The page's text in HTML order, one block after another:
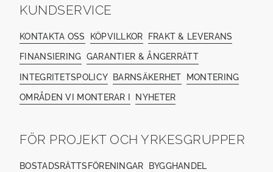
KUNDSERVICE
KONTAKTA OSS KÖPVILLKOR FRAKT & LEVERANS
FINANSIERING GARANTIER & ÅNGERRÄTT
INTEGRITETSPOLICY BARNSÄKERHET MONTERING
OMRÅDEN VI MONTERAR I NYHETER
FÖR PROJEKT OCH YRKESGRUPPER
BOSTADSRÄTTSFÖRENINGAR BYGGHANDEL